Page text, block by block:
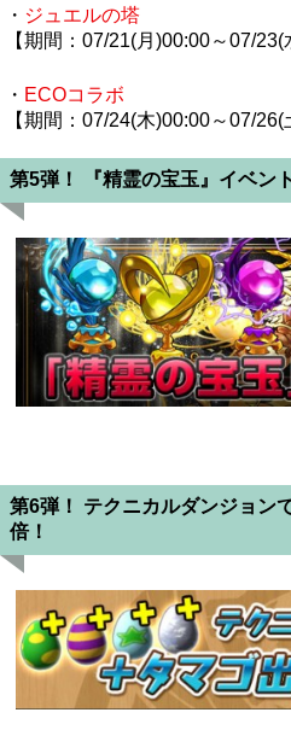
・ ジュエルの塔
【期間：07/21(月)00:00～07/23(
・ ECOコラボ
【期間：07/24(木)00:00～07/26(
第5弾！ 『精霊の宝玉』イベン
第6弾！ テクニカルダンジョン
倍！